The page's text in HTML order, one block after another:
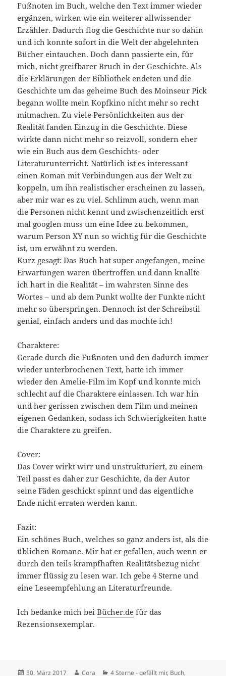
Fußnoten im Buch, welche den Text immer wieder
ergänzen, wirken wie ein weiterer allwissender
Erzähler. Dadurch flog die Geschichte nur so dahin
und ich konnte sofort in die Welt der abgelehnten
Bücher eintauchen. Doch dann passierte ein, für
mich, nicht greifbarer Bruch in der Geschichte. Als
die Erklärungen der Bibliothek endeten und die
Geschichte um das geheime Buch des Moinseur Pick
begann wollte mein Kopfkino nicht mehr so recht
mitmachen. Zu viele Persönlichkeiten aus der
Realität fanden Einzug in die Geschichte. Diese
wirkte dann nicht mehr so reizvoll, sondern eher
wie ein Buch aus dem Geschichts- oder
Literaturunterricht. Natürlich ist es interessant
einen Roman mit Verbindungen aus der Welt zu
koppeln, um ihn realistischer erscheinen zu lassen,
aber mir war es zu viel. Schlimm auch, wenn man
die Personen nicht kennt und zwischenzeitlich erst
mal googlen muss um eine Idee zu bekommen,
warum Person XY nun so wichtig für die Geschichte
ist, um erwähnt zu werden.
Kurz gesagt: Das Buch hat super angefangen, meine
Erwartungen waren übertroffen und dann knallte
ich hart in die Realität – im wahrsten Sinne des
Wortes – und ab dem Punkt wollte der Funkte nicht
mehr so überspringen. Dennoch ist der Schreibstil
genial, einfach anders und das mochte ich!
Charaktere:
Gerade durch die Fußnoten und den dadurch immer
wieder unterbrochenen Text, hatte ich immer
wieder den Amelie-Film im Kopf und konnte mich
schlecht auf die Charaktere einlassen. Ich war hin
und her gerissen zwischen dem Film und meinen
eigenen Gedanken, sodass ich Schwierigkeiten hatte
die Charaktere zu greifen.
Cover:
Das Cover wirkt wirr und unstrukturiert, zu einem
Teil passt es daher zur Geschichte, da der Autor
seine Fäden geschickt spinnt und das eigentliche
Ende nicht erraten werden kann.
Fazit:
Ein schönes Buch, welches so ganz anders ist, als die
üblichen Romane. Mir hat er gefallen, auch wenn er
durch den teils krampfhaften Realitätsbezug nicht
immer flüssig zu lesen war. Ich gebe 4 Sterne und
eine Leseempfehlung an Literaturfreunde.
Ich bedanke mich beiBücher.de für das
Rezensionsexemplar.
Veröffentlicht
30. März 2017 Autor
Cora Kategorien
4 Sterne - gefällt mir, Buch,